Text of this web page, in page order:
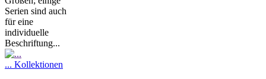
Serien sind auch
für eine
individuelle
Beschriftung...
... Kollektionen